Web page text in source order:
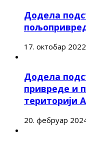
Додела
17. октобар
Додела
привреде и
територији
20. фебруар